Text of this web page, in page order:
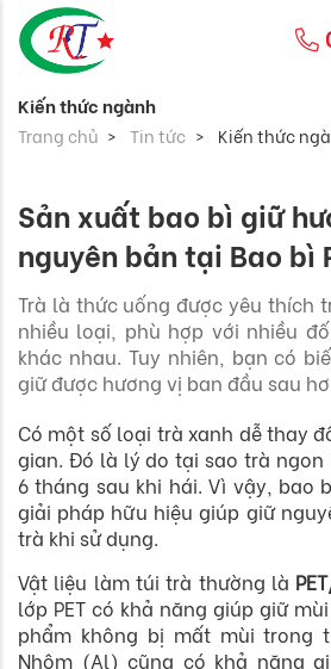
Kiến thức ngành
Trang chủ Tin tức Kiến thức
Sản xuất bao bì giữ
nguyên bản tại Bao bì
Trà là thức uống được yêu thích
nhiều loại, phù hợp với nhiều
khác nhau. Tuy nhiên, bạn có
giữ được hương vị ban đầu sau
Có một số loại trà xanh dễ thay
gian. Đó là lý do tại sao trà
6 tháng sau khi hái. Vì vậy, bao
giải pháp hữu hiệu giúp giữ
trà khi sử dụng.
Vật liệu làm túi trà thường là
lớp PET có khả năng giúp giữ
phẩm không bị mất mùi trong
Nhôm (Al) cũng có khả năng